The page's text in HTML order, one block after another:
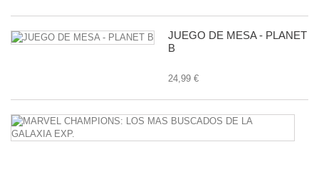
JUEGO DE MESA - PLANET
B
24,99 €